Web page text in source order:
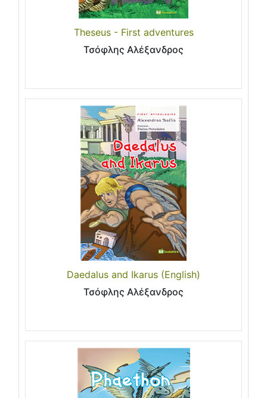
Theseus - First adventures
Τσόφλης Αλέξανδρος
Daedalus and Ikarus (English)
Τσόφλης Αλέξανδρος